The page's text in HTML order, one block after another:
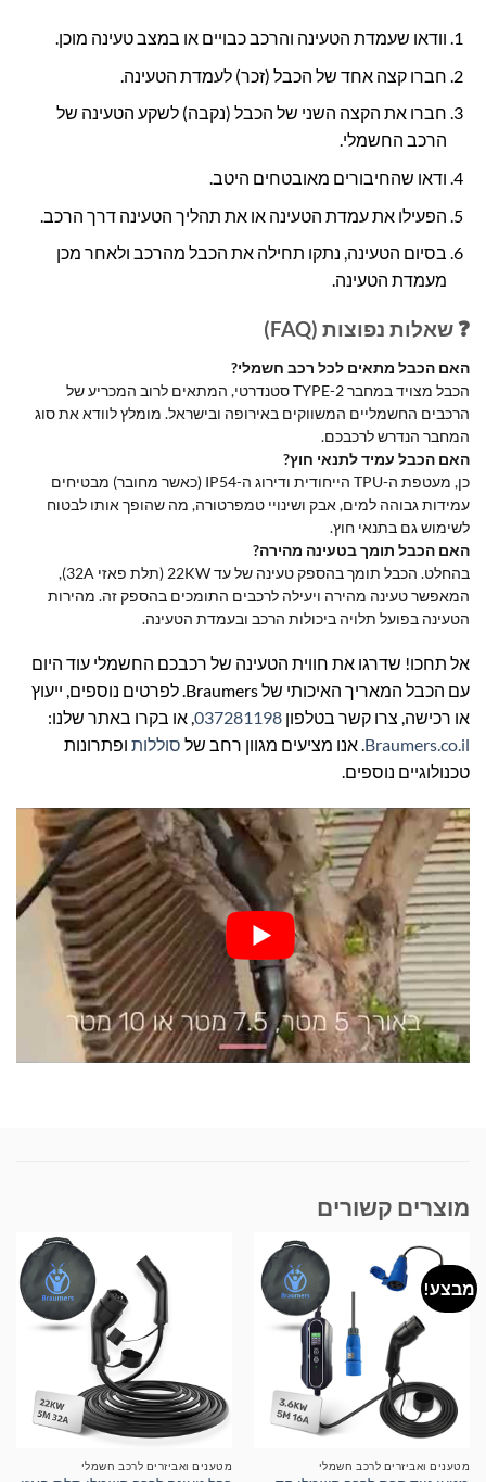
וודאו שעמדת הטעינה והרכב כבויים או במצב טעינה מוכן.
חברו קצה אחד של הכבל (זכר) לעמדת הטעינה.
חברו את הקצה השני של הכבל (נקבה) לשקע הטעינה של
הרכב החשמלי.
ודאו שהחיבורים מאובטחים היטב.
הפעילו את עמדת הטעינה או את תהליך הטעינה דרך הרכב.
בסיום הטעינה, נתקו תחילה את הכבל מהרכב ולאחר מכן
מעמדת הטעינה.
❓ שאלות נפוצות (FAQ)
האם הכבל מתאים לכל רכב חשמלי?
הכבל מצויד במחבר TYPE-2 סטנדרטי, המתאים לרוב המכריע של
הרכבים החשמליים המשווקים באירופה ובישראל. מומלץ לוודא את סוג
המחבר הנדרש לרכבכם.
האם הכבל עמיד לתנאי חוץ?
כן, מעטפת ה-TPU הייחודית ודירוג ה-IP54 (כאשר מחובר) מבטיחים
עמידות גבוהה למים, אבק ושינויי טמפרטורה, מה שהופך אותו לבטוח
לשימוש גם בתנאי חוץ.
האם הכבל תומך בטעינה מהירה?
בהחלט. הכבל תומך בהספק טעינה של עד 22KW (תלת פאזי 32A),
המאפשר טעינה מהירה ויעילה לרכבים התומכים בהספק זה. מהירות
הטעינה בפועל תלויה ביכולות הרכב ובעמדת הטעינה.
אל תחכו! שדרגו את חווית הטעינה של רכבכם החשמלי עוד היום
עם הכבל המאריך האיכותי של Braumers. לפרטים נוספים, ייעוץ
או רכישה, צרו קשר בטלפון 037281198, או בקרו באתר שלנו:
Braumers.co.il. אנו מציעים מגוון רחב של סוללות ופתרונות
טכנולוגיים נוספים.
מוצרים קשורים
מבצע!
מטענים ואביזרים לרכב חשמלי מטענים ואביזרים לרכב חשמלי